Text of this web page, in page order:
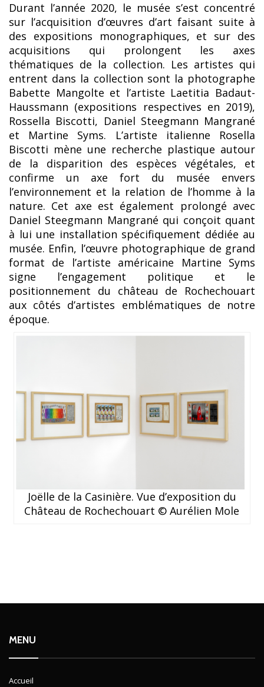
Durant l’année 2020, le musée s’est concentré
sur l’acquisition d’œuvres d’art faisant suite à
des expositions monographiques, et sur des
acquisitions qui prolongent les axes
thématiques de la collection. Les artistes qui
entrent dans la collection sont la photographe
Babette Mangolte et l’artiste Laetitia Badaut-
Haussmann (expositions respectives en 2019),
Rossella Biscotti, Daniel Steegmann Mangrané
et Martine Syms. L’artiste italienne Rosella
Biscotti mène une recherche plastique autour
de la disparition des espèces végétales, et
confirme un axe fort du musée envers
l’environnement et la relation de l’homme à la
nature. Cet axe est également prolongé avec
Daniel Steegmann Mangrané qui conçoit quant
à lui une installation spécifiquement dédiée au
musée. Enfin, l’œuvre photographique de grand
format de l’artiste américaine Martine Syms
signe l’engagement politique et le
positionnement du château de Rochechouart
aux côtés d’artistes emblématiques de notre
époque.
Joëlle de la Casinière. Vue d’exposition du
Château de Rochechouart © Aurélien Mole
MENU
Accueil